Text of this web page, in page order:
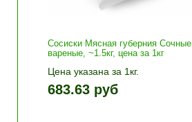
Сосиски Мясная губерния Сочные
вареные, ~1.5кг, цена за 1кг
Цена указана за 1кг.
1кг прибавляется кнопками «+»
и «-». Выбрав количество,
683.63 руб